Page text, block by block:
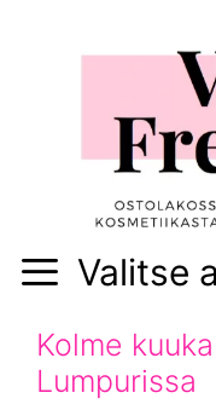
Valitse
Kolme
Lumpurissa